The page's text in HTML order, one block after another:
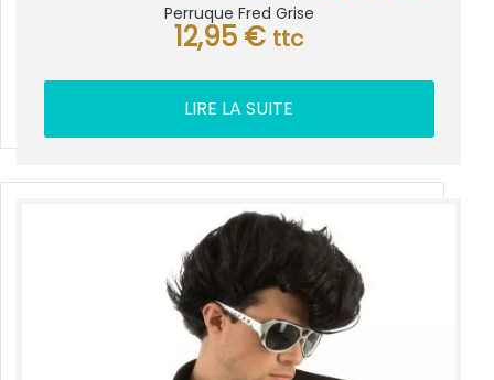
Perruque Fred Grise
12,95 € ttc
LIRE LA SUITE